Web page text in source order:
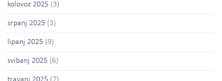
kolovoz 2025 (3)
srpanj 2025 (3)
lipanj 2025 (9)
svibanj 2025 (6)